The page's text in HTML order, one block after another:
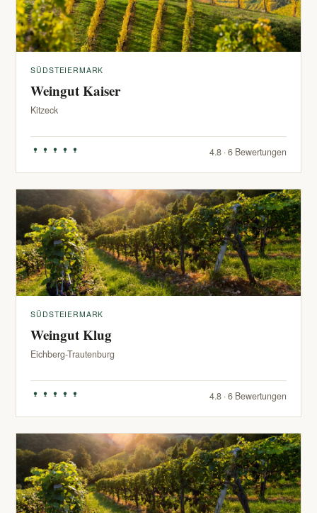
SÜDSTEIERMARK
Weingut Kaiser
Kitzeck
4.8 · 6 Bewertungen
SÜDSTEIERMARK
Weingut Klug
Eichberg-Trautenburg
4.8 · 6 Bewertungen